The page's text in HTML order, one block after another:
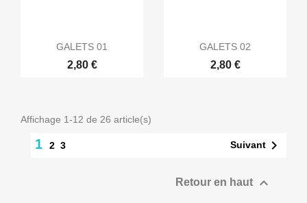
GALETS 01
2,80 €
GALETS 02
2,80 €
Affichage 1-12 de 26 article(s)
1 2 3 Suivant 
Retour en haut 